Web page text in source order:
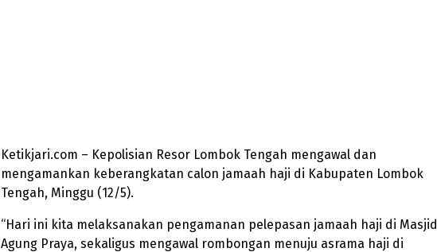
Ketikjari.com – Kepolisian Resor Lombok Tengah mengawal dan
mengamankan keberangkatan calon jamaah haji di Kabupaten Lombok
Tengah, Minggu (12/5).
“Hari ini kita melaksanakan pengamanan pelepasan jamaah haji di Masjid
Agung Praya, sekaligus mengawal rombongan menuju asrama haji di